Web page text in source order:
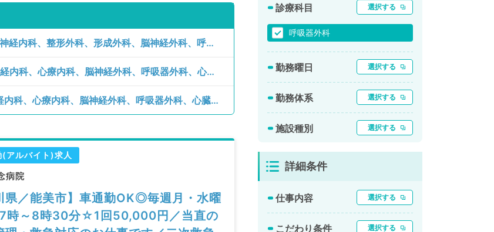
【石川県／能美市】月、水曜日／1回50,000円／神経内科、整形外科、形成外科、脳神経外科、呼吸器外科、心臓血管外科、泌尿器科、一般内科、循環器内科、呼吸器内科、消化器内科、内分泌・代謝内科、腎臓内科、老年内科、血液内科、外科系全般、一般外科、消化器外科、乳腺外科、膠原病科、大腸・肛門外科／病棟管理、救急対応、その他
【石川県／能美市】日曜日／単価100,000円／神経内科、心療内科、脳神経外科、呼吸器外科、心臓血管外科、一般内科、循環器内科、呼吸器内科、消化器内科、内分泌・代謝内科、腎臓内科、老年内科、外科系全般、一般外科、消化器外科、膠原病科／病棟管理、救急対応
【石川県／能美市】日曜日／単価50,000円／神経内科、心療内科、脳神経外科、呼吸器外科、心臓血管外科、一般内科、循環器内科、呼吸器内科、消化器内科、内分泌・代謝内科、腎臓内科、老年内科、外科系全般、一般外科、消化器外科、膠原病科／病棟管理、救急対応
(アルバイト)求人
病院
県／能美市】車通勤OK◎毎週月・水曜
時～8時30分☆1回50,000円／当直の
診療科目 選択する
呼吸器外科
勤務曜日 選択する
勤務体系 選択する
施設種別 選択する
詳細条件
仕事内容 選択する
こだわり条件 選択する